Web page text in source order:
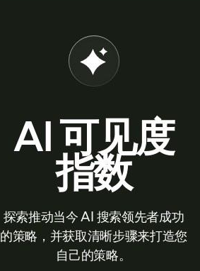
AI 可见度
指数
探索推动当今 AI 搜索领先者成功
的策略，并获取清晰步骤来打造您
自己的策略。